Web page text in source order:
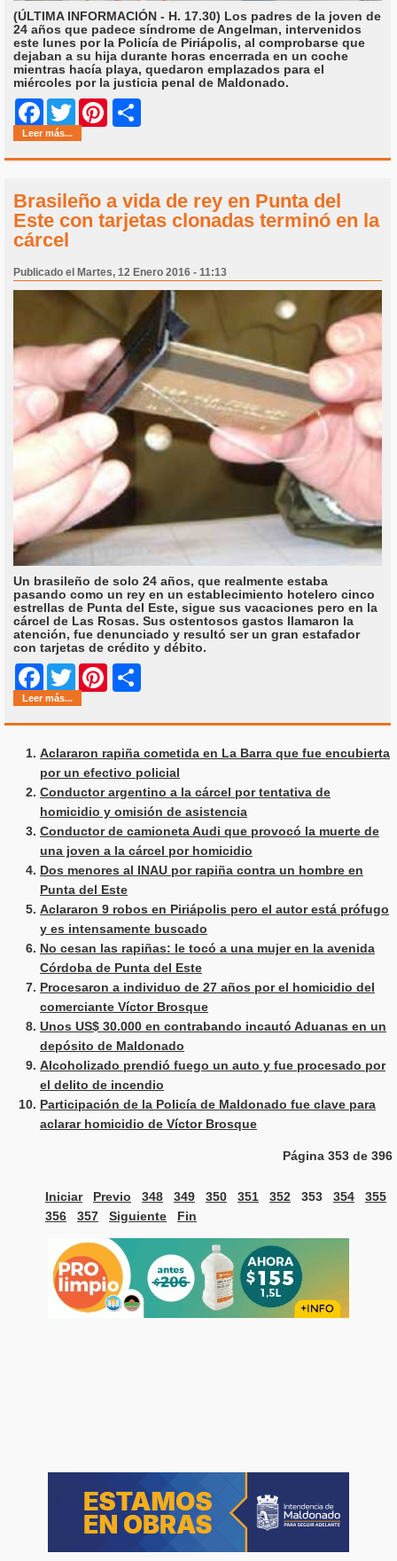
(ÚLTIMA INFORMACIÓN - H. 17.30) Los padres de la joven de
24 años que padece síndrome de Angelman, intervenidos
este lunes por la Policía de Piriápolis, al comprobarse que
dejaban a su hija durante horas encerrada en un coche
mientras hacía playa, quedaron emplazados para el
miércoles por la justicia penal de Maldonado.
Facebook
Twitter Pinterest
Leer más...
Brasileño a vida de rey en Punta del
Este con tarjetas clonadas terminó en la
cárcel
Publicado el Martes, 12 Enero 2016 - 11:13
Un brasileño de solo 24 años, que realmente estaba
pasando como un rey en un establecimiento hotelero cinco
estrellas de Punta del Este, sigue sus vacaciones pero en la
cárcel de Las Rosas. Sus ostentosos gastos llamaron la
atención, fue denunciado y resultó ser un gran estafador
con tarjetas de crédito y débito.
Facebook
Twitter Pinterest
Leer más...
Aclararon rapiña cometida en La Barra que fue encubierta
por un efectivo policial
Conductor argentino a la cárcel por tentativa de
homicidio y omisión de asistencia
Conductor de camioneta Audi que provocó la muerte de
una joven a la cárcel por homicidio
Dos menores al INAU por rapiña contra un hombre en
Punta del Este
Aclararon 9 robos en Piriápolis pero el autor está prófugo
y es intensamente buscado
No cesan las rapiñas: le tocó a una mujer en la avenida
Córdoba de Punta del Este
Procesaron a individuo de 27 años por el homicidio del
comerciante Víctor Brosque
Unos US$ 30.000 en contrabando incautó Aduanas en un
depósito de Maldonado
Alcoholizado prendió fuego un auto y fue procesado por
el delito de incendio
Participación de la Policía de Maldonado fue clave para
aclarar homicidio de Víctor Brosque
Página 353 de 396
Iniciar Previo 348 349 350 351 352 353 354
355
356
357 Siguiente Fin